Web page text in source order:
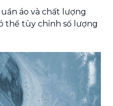
áo và chất lượng
thể tùy chỉnh số lượng